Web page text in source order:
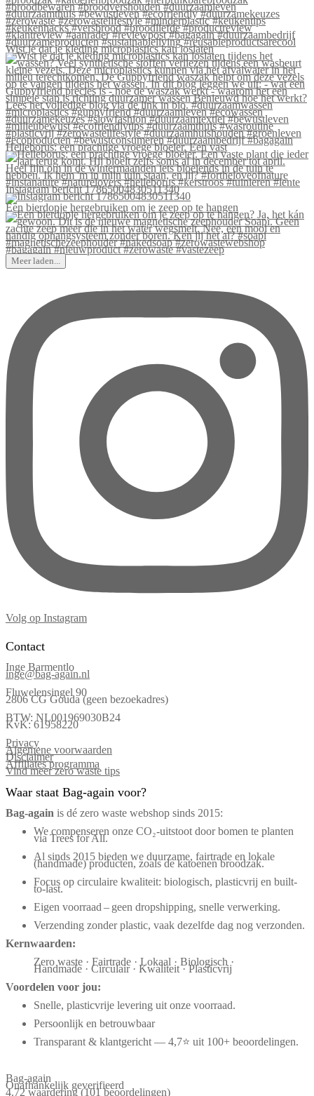
Wist je dat je kleding microplastics kan loslaten
Helleborus: een prachtige vroege bloeier. Een vast
Instagram bericht 17865004830511340
Een bierdopje hergebruiken om je zeep op te hangen
Meer laden...
Volg op Instagram
Contact
Inge Barmentlo
inge@bag-again.nl
Fluwelensingel 90
2806 CG Gouda (geen bezoekadres)
BTW: NL001969030B24
KvK: 61958220
Privacy
Algemene voorwaarden
Disclaimer
Affiliates programma
Vind meer zero waste tips
Waar staat Bag-again voor?
Bag‑again is dé zero waste webshop sinds 2015:
We compenseren onze CO₂-uitstoot door bomen te planten
via Trees for All.
Al sinds 2015 bieden we duurzame, fairtrade en lokale
(handmade) producten, zoals de katoenen broodzak.
Focus op circulaire kwaliteit: biologisch, plasticvrij en built-
to-last.
Eigen voorraad – geen dropshipping, snelle verwerking.
Verzending zonder plastic, vaak dezelfde dag nog verzonden.
Kernwaarden:
Zero waste · Fairtrade · Lokaal · Biologisch ·
Handmade · Circulair · Kwaliteit · Plasticvrij
Voordelen voor jou:
Snelle, plasticvrije levering uit onze voorraad.
Persoonlijk en betrouwbaar
Transparant & klantgericht — 4,7⭐ uit 100+ beoordelingen.
Bag-again
Onafhankelijk geverifieerd
4.72 waardering (101 beoordelingen)